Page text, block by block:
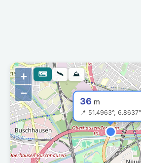
36 m
📍 51.4963°, 6.8637°
+
−
🗺 🛰 ⛰